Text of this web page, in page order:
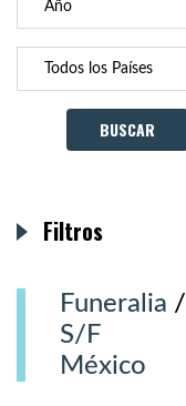
Funeralia /
S/F
México
Filtros